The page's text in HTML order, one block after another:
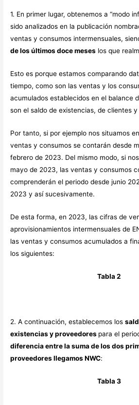
1. En primer lugar, obtenemos a “modo
sido analizados en la publicación
ventas y consumos intermensuales,
de los últimos doce meses los que
Esto es porque estamos comparando
tiempo, como son las ventas y los
acumulados establecidos en el balance
son el saldo de existencias, de clientes
Por tanto, si por ejemplo nos situamos
ventas y consumos se contarán desde
febrero de 2023. Del mismo modo, si
mayo de 2023, las ventas y consumos
comprenderán el periodo desde junio
2023 y así sucesivamente.
De esta forma, en 2023, las cifras de
aprovisionamientos intermensuales de
las ventas y consumos acumulados a
los siguientes:
Tabla 2
2. A continuación, establecemos los
existencias y proveedores para el
diferencia entre la suma de los dos
proveedores llegamos NWC:
Tabla 3